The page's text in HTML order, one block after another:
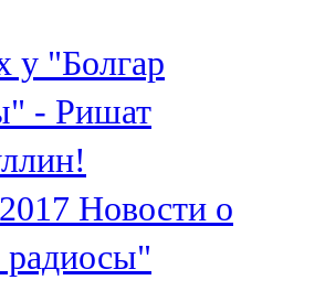
у "Болгар
- Ришат
Новости о
радиосы"